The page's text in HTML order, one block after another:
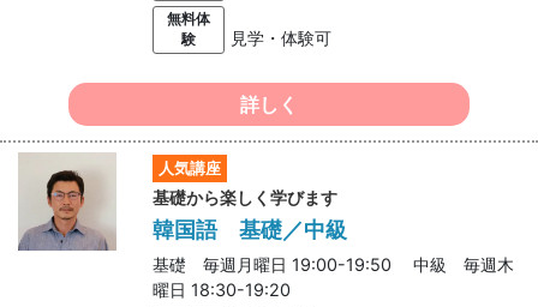
無料体
験
見学・体験可
詳しく
人気講座
基礎から楽しく学びます
韓国語 基礎／中級
基礎 毎週月曜日 19:00-19:50 中級 毎週木
曜日 18:30-19:20